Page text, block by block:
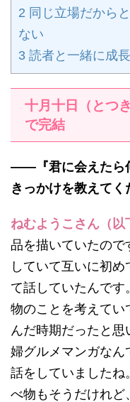
2 同じ立場だから
ない
3 読者と一緒に成
十月十日（とつ
で完結
——『君に会えたら
きっかけを教えてく
ねむようこさん（以
品を描いていたの
していて互いに初
て話していたんで
物のことを考えて
んだ時期だったと
婦グルメマンガなん
話をしていましたね
べ物もそうだけれど